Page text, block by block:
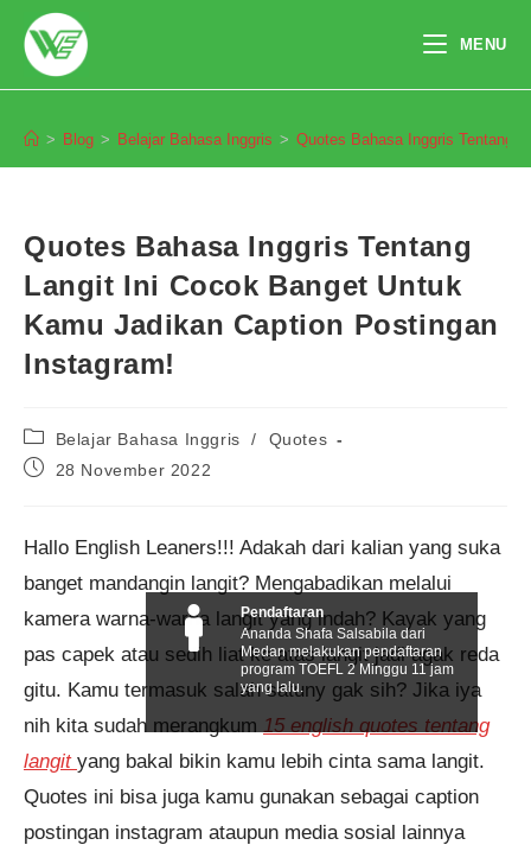
content
MENU
> Blog > Belajar Bahasa Inggris > Quotes Bahasa Inggris Tentang
Quotes Bahasa Inggris Tentang
Langit Ini Cocok Banget Untuk
Kamu Jadikan Caption Postingan
Instagram!
Post
category:
Belajar Bahasa Inggris /
Quotes
Post28 November 2022
Hallo English Leaners!!! Adakah dari kalian yang suka
banget mandangin langit? Mengabadikan melalui
kamera warna-warna langit yang indah? Kayak yang
pas capek atau sedih liat ke atas langit jadi agak reda
gitu. Kamu termasuk salah satuny gak sih? Jika iya
nih kita sudah merangkum 15 english quotes tentang
langit yang bakal bikin kamu lebih cinta sama langit.
Quotes ini bisa juga kamu gunakan sebagai caption
postingan instagram ataupun media sosial lainnya
Pendaftaran
Ananda Shafa Salsabila dari
Medan melakukan pendaftaran
program TOEFL 2 Minggu 11 jam
yang lalu.